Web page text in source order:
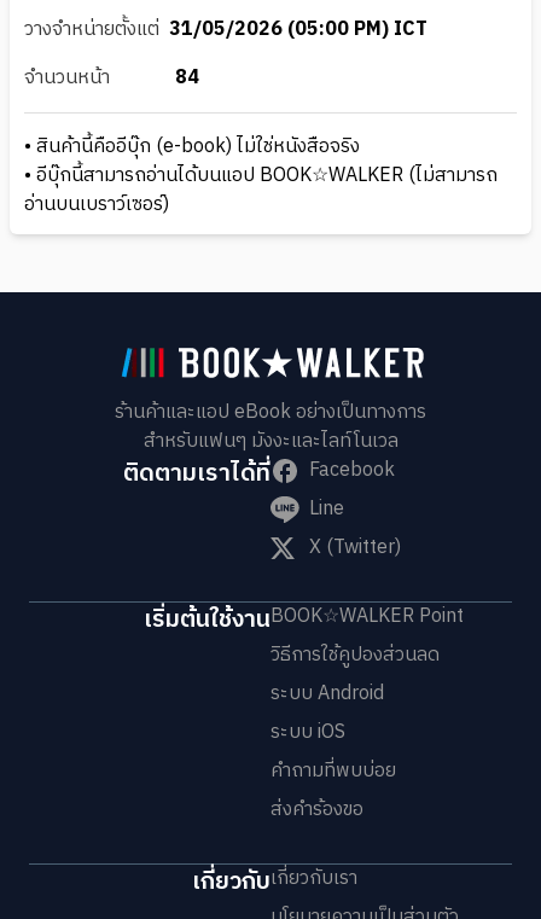
วางจำหน่ายตั้งแต่ 31/05/2026 (05:00 PM) ICT
จำนวนหน้า
84
• สินค้านี้คืออีบุ๊ก (e-book) ไม่ใช่หนังสือจริง
• อีบุ๊กนี้สามารถอ่านได้บนแอป BOOK☆WALKER (ไม่สามารถ
อ่านบนเบราว์เซอร์)
ร้านค้าและแอป eBook อย่างเป็นทางการ
สำหรับแฟนๆ มังงะและไลท์โนเวล
ติดตามเราได้ที่
Facebook
Line
X (Twitter)
เริ่มต้นใช้งานBOOK☆WALKER Point
วิธีการใช้คูปองส่วนลด
ระบบ Android
ระบบ iOS
คำถามที่พบบ่อย
ส่งคำร้องขอ
เกี่ยวกับเกี่ยวกับเรา